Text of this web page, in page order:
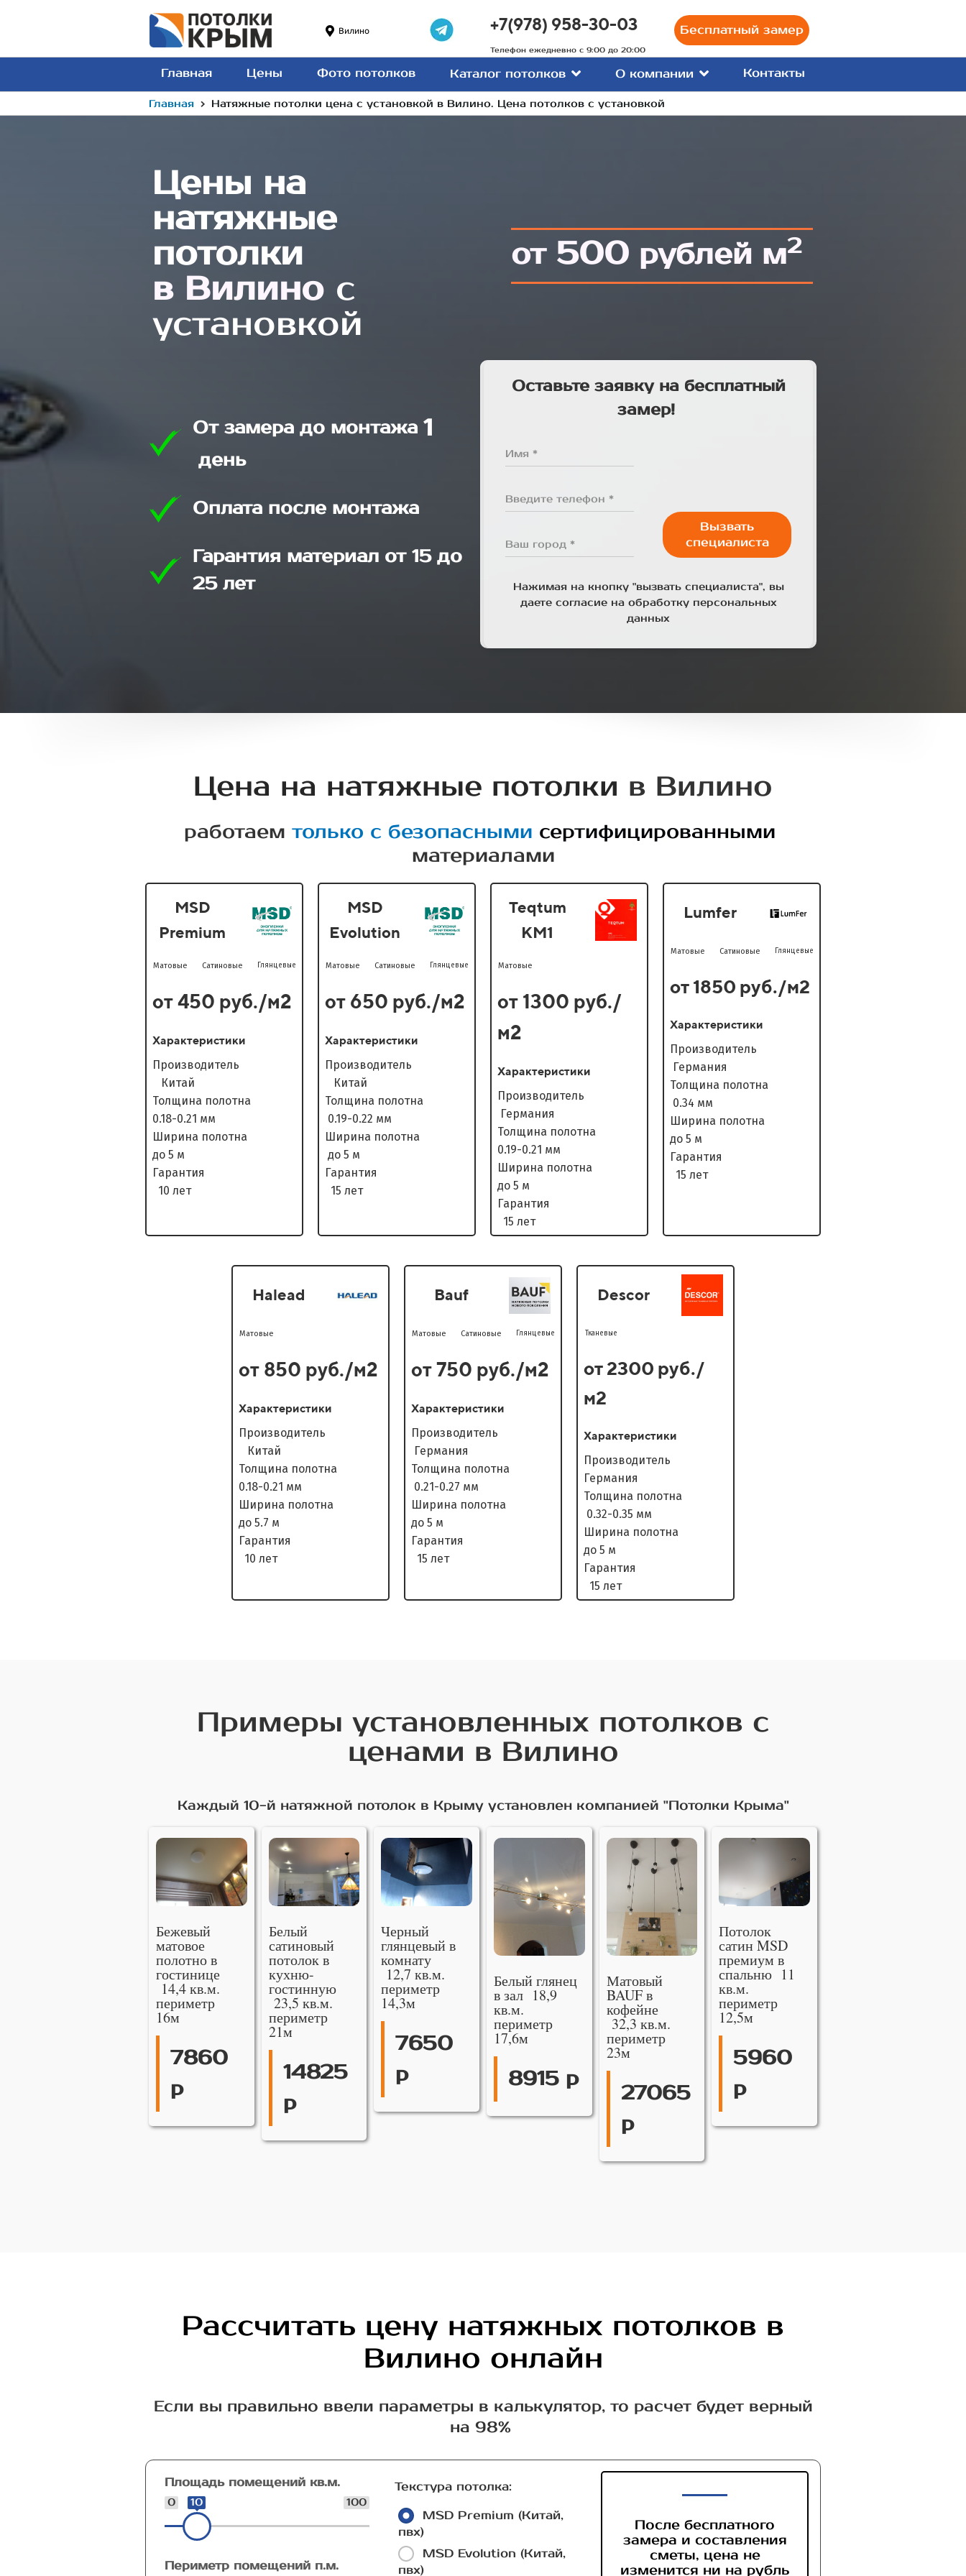
Вилино +7(978) 958-30-03
Телефон ежедневно с 9:00 до 20:00
Бесплатный замер
Главная Цены Фото потолков Каталог потолков О компании Контакты
Главная › Натяжные потолки цена с установкой в Вилино. Цена потолков с установкой
Цены на
натяжные
потолки
в Вилино с
установкой
от 500 рублей м2
От замера до монтажа 1
день
Оплата после монтажа
Гарантия материал от 15 до
25 лет
Оставьте заявку на бесплатный
замер!
Имя *
Введите телефон *
Ваш город *
Вызвать
специалиста
Нажимая на кнопку "вызвать специалиста", вы
даете согласие на обработку персональных
данных
Цена на натяжные потолки в Вилино
работаем только с безопасными сертифицированными
материалами
MSD
Premium
Матовые Сатиновые Глянцевые
от 450 руб./м2
Характеристики
Производитель
Китай
Толщина полотна
0.18-0.21 мм
Ширина полотна
до 5 м
Гарантия
10 лет
MSD
Evolution
Матовые Сатиновые Глянцевые
от 650 руб./м2
Характеристики
Производитель
Китай
Толщина полотна
0.19-0.22 мм
Ширина полотна
до 5 м
Гарантия
15 лет
Teqtum
KM1
Матовые
от 1300 руб./
м2
Характеристики
Производитель
Германия
Толщина полотна
0.19-0.21 мм
Ширина полотна
до 5 м
Гарантия
15 лет
Lumfer
Матовые Сатиновые Глянцевые
от 1850 руб./м2
Характеристики
Производитель
Германия
Толщина полотна
0.34 мм
Ширина полотна
до 5 м
Гарантия
15 лет
Halead
Матовые
от 850 руб./м2
Характеристики
Производитель
Китай
Толщина полотна
0.18-0.21 мм
Ширина полотна
до 5.7 м
Гарантия
10 лет
Bauf
Матовые Сатиновые Глянцевые
от 750 руб./м2
Характеристики
Производитель
Германия
Толщина полотна
0.21-0.27 мм
Ширина полотна
до 5 м
Гарантия
15 лет
Descor
Тканевые
от 2300 руб./
м2
Характеристики
Производитель
Германия
Толщина полотна
0.32-0.35 мм
Ширина полотна
до 5 м
Гарантия
15 лет
Примеры установленных потолков с
ценами в Вилино
Каждый 10-й натяжной потолок в Крыму установлен компанией "Потолки Крыма"
Бежевый
матовое
полотно в
гостинице
14,4 кв.м.
периметр
16м
7860
р
Белый
сатиновый
потолок в
кухню-
гостинную
23,5 кв.м.
периметр
21м
14825
р
Черный
глянцевый в
комнату
12,7 кв.м.
периметр
14,3м
7650
р
Белый глянец
в зал 18,9
кв.м.
периметр
17,6м
8915 р
Матовый
BAUF в
кофейне
32,3 кв.м.
периметр
23м
27065
р
Потолок
сатин MSD
премиум в
спальню 11
кв.м.
периметр
12,5м
5960
р
Рассчитать цену натяжных потолков в
Вилино онлайн
Если вы правильно ввели параметры в калькулятор, то расчет будет верный
на 98%
Площадь помещений кв.м.
0 100
10
Периметр помещений п.м.
Текстура потолка:
MSD Premium (Китай,
пвх)
MSD Evolution (Китай,
пвх)
После бесплатного
замера и составления
сметы, цена не
изменится ни на рубль